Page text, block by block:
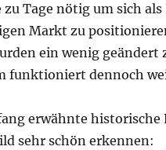
Tage nötig um sich
Markt zu
ein wenig geändert
funktioniert dennoch
erwähnte
sehr schön erkennen: